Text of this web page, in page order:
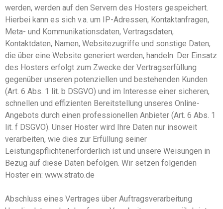
werden, werden auf den Servern des Hosters gespeichert.
Hierbei kann es sich v.a. um IP-Adressen, Kontaktanfragen,
Meta- und Kommunikationsdaten, Vertragsdaten,
Kontaktdaten, Namen, Websitezugriffe und sonstige Daten,
die über eine Website generiert werden, handeln. Der Einsatz
des Hosters erfolgt zum Zwecke der Vertragserfüllung
gegenüber unseren potenziellen und bestehenden Kunden
(Art. 6 Abs. 1 lit. b DSGVO) und im Interesse einer sicheren,
schnellen und effizienten Bereitstellung unseres Online-
Angebots durch einen professionellen Anbieter (Art. 6 Abs. 1
lit. f DSGVO). Unser Hoster wird Ihre Daten nur insoweit
verarbeiten, wie dies zur Erfüllung seiner
Leistungspflichtenerforderlich ist und unsere Weisungen in
Bezug auf diese Daten befolgen. Wir setzen folgenden
Hoster ein: www.strato.de
Abschluss eines Vertrages über Auftragsverarbeitung